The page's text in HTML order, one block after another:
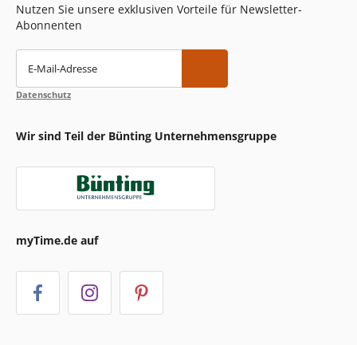
Nutzen Sie unsere exklusiven Vorteile für Newsletter-
Abonnenten
E-Mail-Adresse
Datenschutz
Wir sind Teil der Bünting Unternehmensgruppe
myTime.de auf